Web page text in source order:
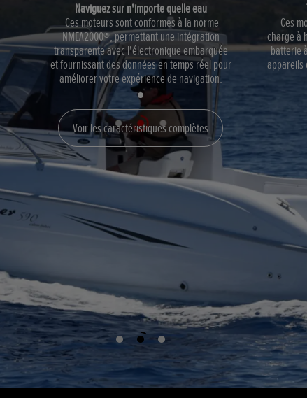
Naviguez sur n'importe quelle eau
Ces moteurs sont conformes à la norme
NMEA2000®, permettant une intégration
transparente avec l'électronique embarquée
et fournissant des données en temps réel pour
améliorer votre expérience de navigation.
Ces
charge à
batterie
appareils
Voir les caractéristiques complètes